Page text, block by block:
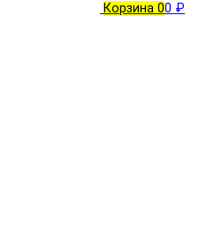
Корзина 00 ₽